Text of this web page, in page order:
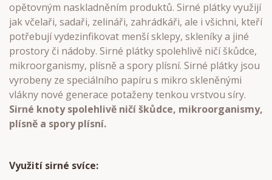
opětovným naskladněním produktů. Sirné plátky využijí
jak včelaři, sadaři, zelináři, zahrádkáři, ale i všichni, kteří
potřebují vydezinfikovat menší sklepy, skleníky a jiné
prostory či nádoby. Sirné plátky spolehlivě ničí škůdce,
mikroorganismy, plísně a spory plísní. Sirné plátky jsou
vyrobeny ze speciálního papíru s mikro skleněnými
vlákny nové generace potaženy tenkou vrstvou síry.
Sirné knoty spolehlivě ničí škůdce, mikroorganismy,
plísně a spory plísní.
Využití sirné svíce: